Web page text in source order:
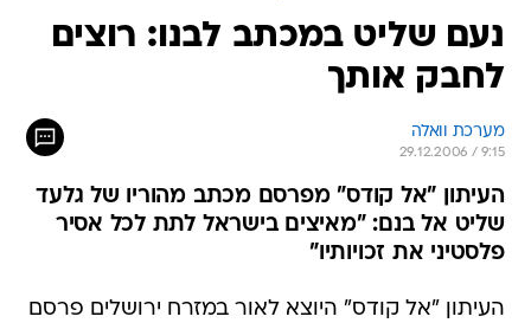
נעם שליט במכתב לבנו: רוצים
לחבק אותך
מערכת וואלה
29.12.2006 / 9:15
העיתון "אל קודס" מפרסם מכתב מהוריו של גלעד
שליט אל בנם: "מאיצים בישראל לתת לכל אסיר
פלסטיני את זכויותיו"
העיתון "אל קודס" היוצא לאור במזרח ירושלים פרסם